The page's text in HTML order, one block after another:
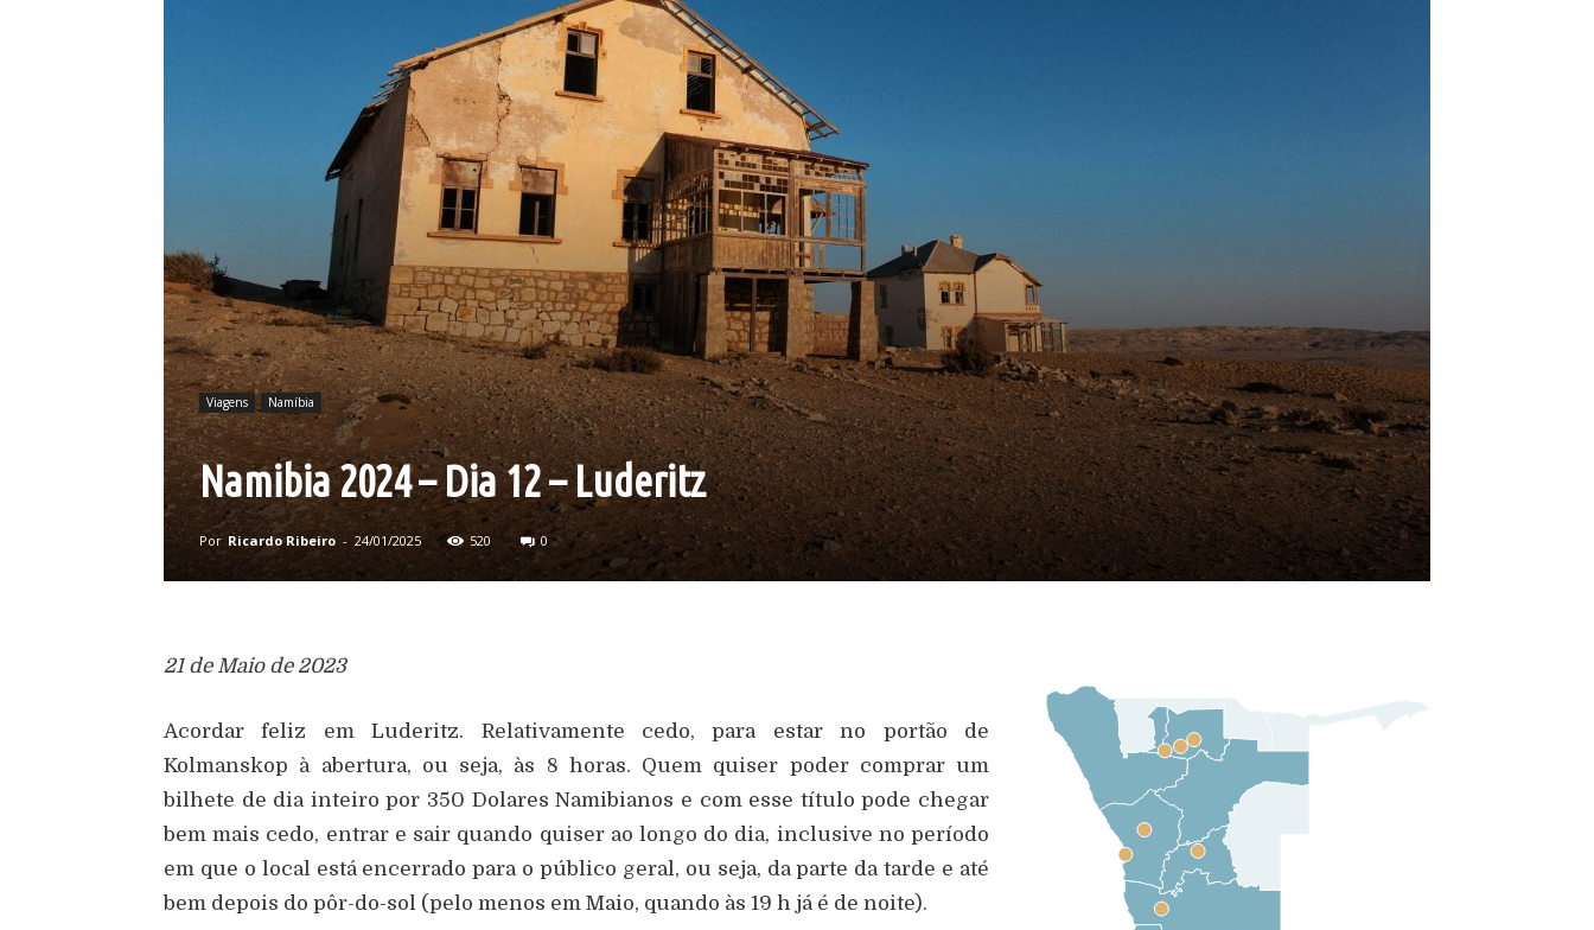
Viagens Namíbia
Namibia 2024 – Dia 12 – Luderitz
Por Ricardo Ribeiro - 24/01/2025 520 0
21 de Maio de 2023
Acordar feliz em Luderitz. Relativamente cedo, para estar no portão de
Kolmanskop à abertura, ou seja, às 8 horas. Quem quiser poder comprar um
bilhete de dia inteiro por 350 Dolares Namibianos e com esse título pode chegar
bem mais cedo, entrar e sair quando quiser ao longo do dia, inclusive no período
em que o local está encerrado para o público geral, ou seja, da parte da tarde e até
bem depois do pôr-do-sol (pelo menos em Maio, quando às 19 h já é de noite).